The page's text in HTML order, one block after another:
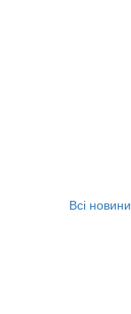
Всі новини